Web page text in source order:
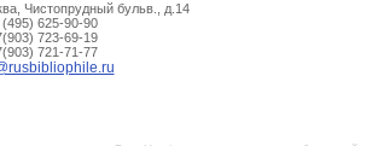
Чистопрудный бульв., д.14
625-90-90
723-69-19
721-71-77